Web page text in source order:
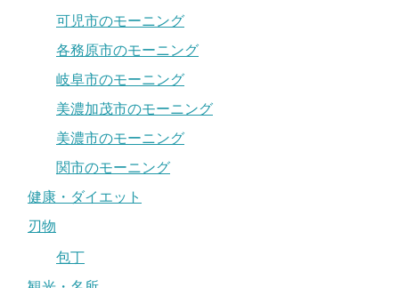
可児市のモーニング
各務原市のモーニング
岐阜市のモーニング
美濃加茂市のモーニング
美濃市のモーニング
関市のモーニング
健康・ダイエット
刃物
包丁